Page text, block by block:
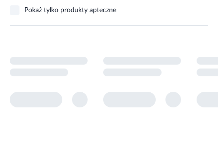
Pokaż tylko produkty apteczne